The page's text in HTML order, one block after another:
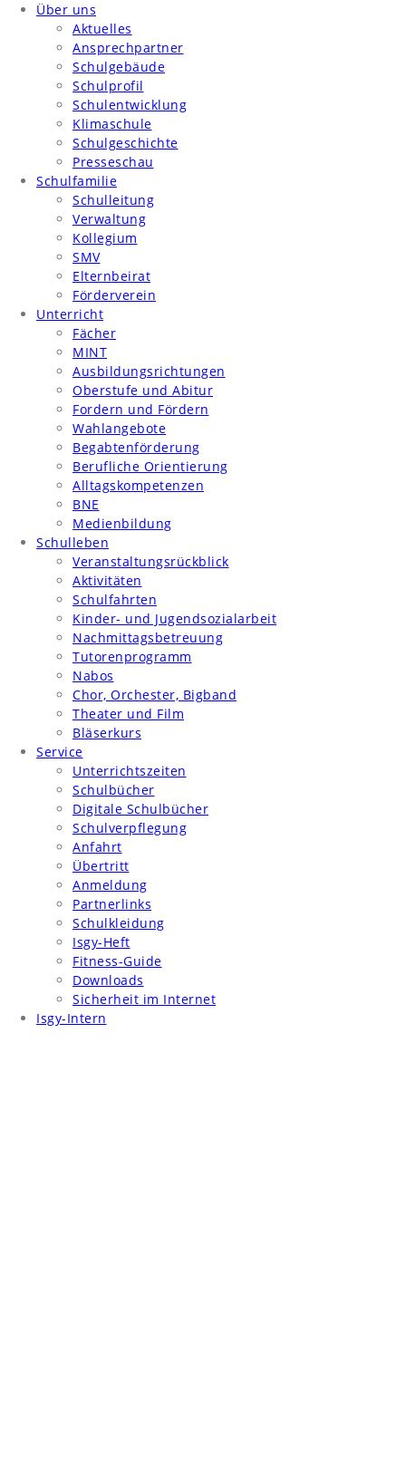
Über uns
Aktuelles
Ansprechpartner
Schulgebäude
Schulprofil
Schulentwicklung
Klimaschule
Schulgeschichte
Presseschau
Schulfamilie
Schulleitung
Verwaltung
Kollegium
SMV
Elternbeirat
Förderverein
Unterricht
Fächer
MINT
Ausbildungsrichtungen
Oberstufe und Abitur
Fordern und Fördern
Wahlangebote
Begabtenförderung
Berufliche Orientierung
Alltagskompetenzen
BNE
Medienbildung
Schulleben
Veranstaltungsrückblick
Aktivitäten
Schulfahrten
Kinder- und Jugendsozialarbeit
Nachmittagsbetreuung
Tutorenprogramm
Nabos
Chor, Orchester, Bigband
Theater und Film
Bläserkurs
Service
Unterrichtszeiten
Schulbücher
Digitale Schulbücher
Schulverpflegung
Anfahrt
Übertritt
Anmeldung
Partnerlinks
Schulkleidung
Isgy-Heft
Fitness-Guide
Downloads
Sicherheit im Internet
Isgy-Intern